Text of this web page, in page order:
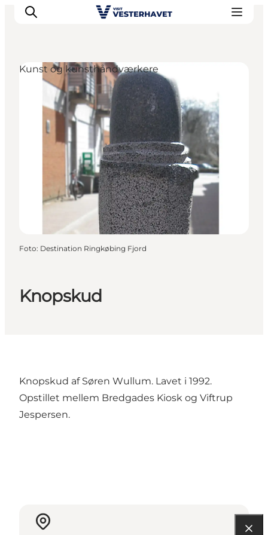
Det sker
Oplevelser
Vores Byer
Mad & Overnatning
Køb billet
Planlæg din ferie
Knopskud
Kunst og kunsthåndværkere
Foto: Destination Ringkøbing Fjord
Knopskud af Søren Wullum. Lavet i 1992.
Opstillet mellem Bredgades Kiosk og Viftrup
Jespersen.